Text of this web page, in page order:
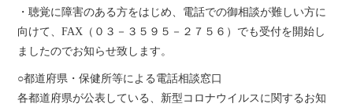
・聴覚に障害のある方をはじめ、電話での御相談が難しい方に
向けて、FAX（０３－３５９５－２７５６）でも受付を開始し
ましたのでお知らせ致します。
○都道府県・保健所等による電話相談窓口
各都道府県が公表している、新型コロナウイルスに関するお知